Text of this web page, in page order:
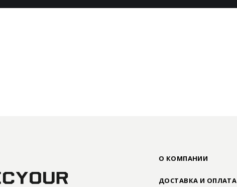
О КОМПАНИИ
ДОСТАВКА И ОПЛАТА